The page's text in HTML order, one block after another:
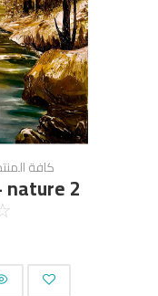
كافة
nature 2